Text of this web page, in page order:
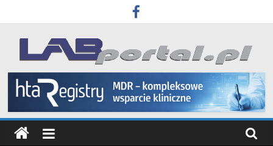
to
content
Labportal
Laboratoria
Aparatura
Badania